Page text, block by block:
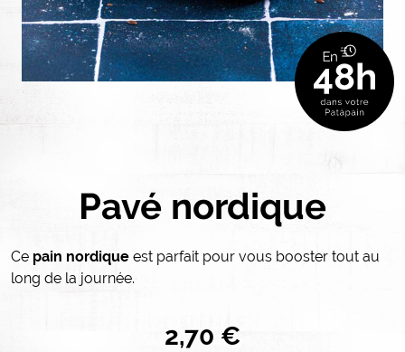
Pavé nordique
Ce pain nordique est parfait pour vous booster tout au
long de la journée.
2,70 €